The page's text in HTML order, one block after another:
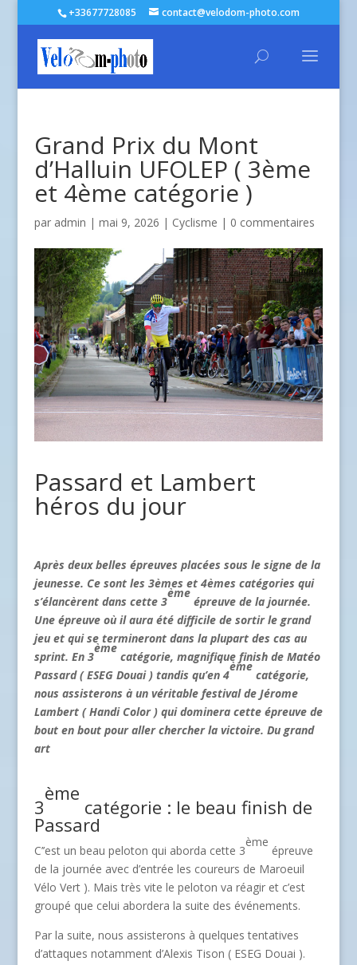
+33677728085 contact@velodom-photo.com
Grand Prix du Mont
d’Halluin UFOLEP ( 3ème
et 4ème catégorie )
par admin | mai 9, 2026 | Cyclisme | 0 commentaires
Passard et Lambert
héros du jour
Après deux belles épreuves placées sous le signe de la
jeunesse. Ce sont les 3èmes et 4èmes catégories qui
s’élancèrent dans cette 3
ème
épreuve de la journée.
Une épreuve où il aura été difficile de sortir le grand
jeu et qui se termineront dans la plupart des cas au
sprint. En 3
ème
catégorie, magnifique finish de Matéo
Passard ( ESEG Douai ) tandis qu’en 4
ème
catégorie,
nous assisterons à un véritable festival de Jérome
Lambert ( Handi Color ) qui dominera cette épreuve de
bout en bout pour aller chercher la victoire. Du grand
art
3
ème
catégorie : le beau finish de
Passard
C’’est un beau peloton qui aborda cette 3
ème
épreuve
de la journée avec d’entrée les coureurs de Maroeuil
Vélo Vert ). Mais très vite le peloton va réagir et c’est
groupé que celui abordera la suite des événements.
Par la suite, nous assisterons à quelques tentatives
d’attaques notamment d’Alexis Tison ( ESEG Douai ).